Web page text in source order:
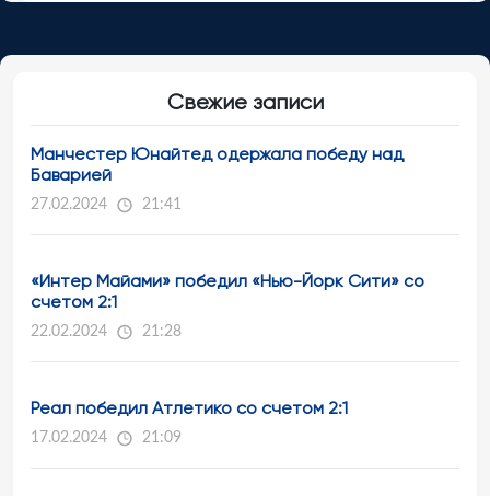
Свежие записи
Манчестер Юнайтед одержала победу над
Баварией
27.02.2024 21:41
«Интер Майами» победил «Нью-Йорк Сити» со
счетом 2:1
22.02.2024 21:28
Реал победил Атлетико со счетом 2:1
17.02.2024 21:09